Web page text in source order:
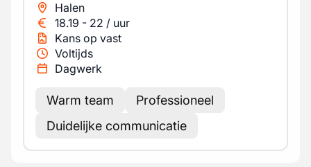
Halen
18.19 - 22 / uur
Kans op vast
Voltijds
Dagwerk
Warm team
Professioneel
Duidelijke communicatie